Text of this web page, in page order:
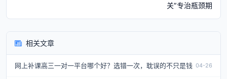
关”专治瓶颈期
相关文章
网上补课高三一对一平台哪个好？选错一次，耽误的不只是钱 04-26